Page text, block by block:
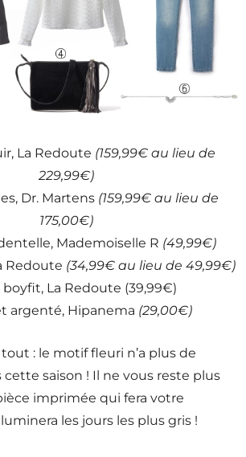
La Redoute (159,99€ au lieu de
229,99€)
Dr. Martens (159,99€ au lieu de
175,00€)
Mademoiselle R (49,99€)
Redoute (34,99€ au lieu de 49,99€)
La Redoute (39,99€)
argenté, Hipanema (29,00€)
tout : le motif fleuri n’a plus de
saison ! Il ne vous reste plus
imprimée qui fera votre
les jours les plus gris !